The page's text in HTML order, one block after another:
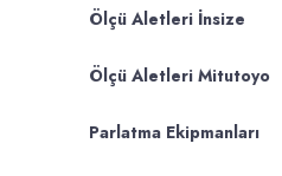
Ölçü Aletleri İnsize
Ölçü Aletleri Mitutoyo
Parlatma Ekipmanları